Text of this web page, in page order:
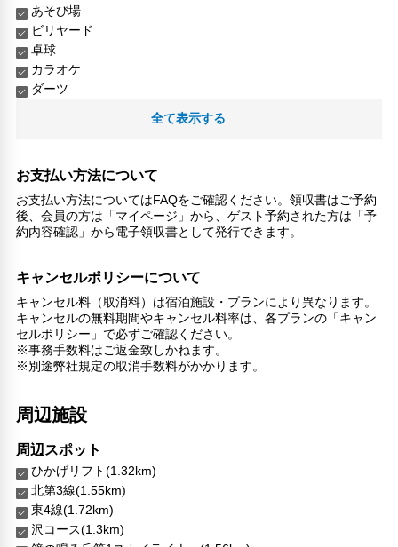
あそび場
ビリヤード
卓球
カラオケ
ダーツ
プール
リラックス
マッサージ
ジェットバス
ファミリールーム
家族・お子様に優しい設備
こだわりの設備
ショップ
ガーデン
館内施設・便利なサービス
荷物預かりサービス
コンシェルジュ
館内ショップ
エレベーター
全て表示する
お支払い方法について
お支払い方法についてはFAQをご確認ください。領収書はご予約
後、会員の方は「マイページ」から、ゲスト予約された方は「予
約内容確認」から電子領収書として発行できます。
キャンセルポリシーについて
キャンセル料（取消料）は宿泊施設・プランにより異なります。
キャンセルの無料期間やキャンセル料率は、各プランの「キャン
セルポリシー」で必ずご確認ください。
※事務手数料はご返金致しかねます。
※別途弊社規定の取消手数料がかかります。
周辺施設
周辺スポット
ひかげリフト(1.32km)
北第3線(1.55km)
東4線(1.72km)
沢コース(1.3km)